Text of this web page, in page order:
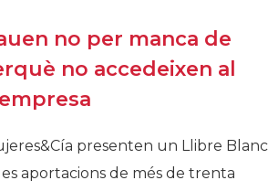
no per manca de
no accedeixen al
presenten un Llibre Blanc
aportacions de més de trenta